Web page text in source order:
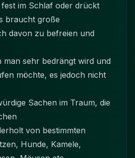
fest im Schlaf oder drückt
braucht große
davon zu befreien und
man sehr bedrängt wird und
möchte, es jedoch nicht
Sachen im Traum, die
von bestimmten
Hunde, Kamele,